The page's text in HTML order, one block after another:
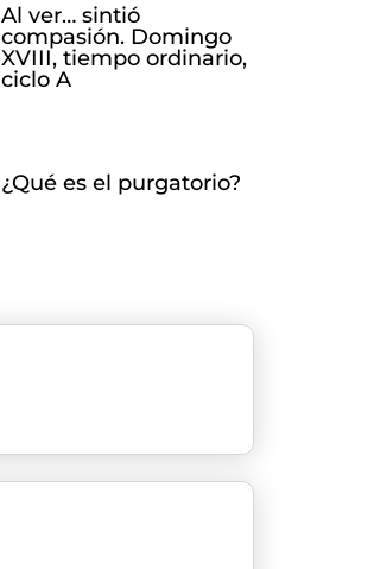
Al ver… sintió
compasión. Domingo
XVIII, tiempo ordinario,
ciclo A
¿Qué es el purgatorio?